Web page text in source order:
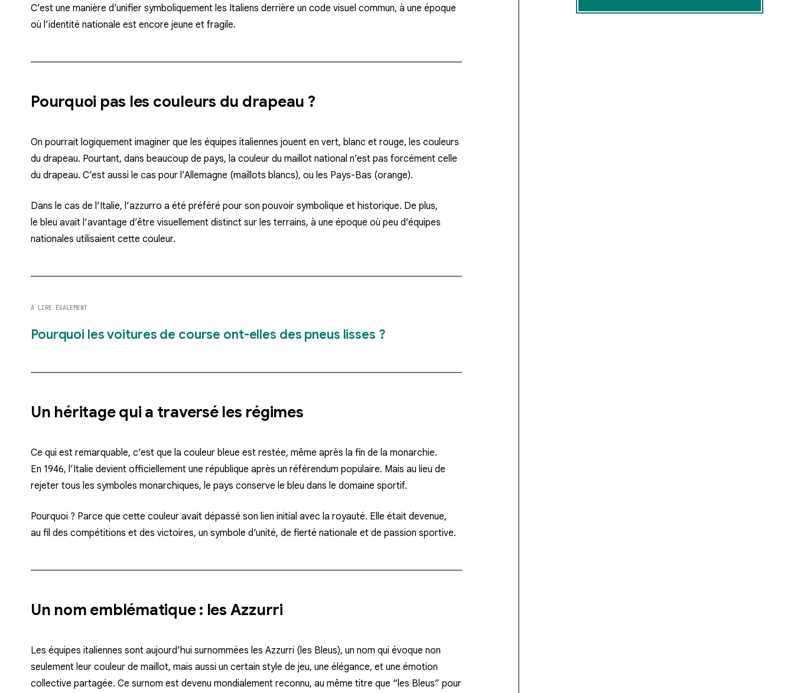
C’est une manière d’unifier symboliquement les Italiens derrière un code visuel commun, à une époque
où l’identité nationale est encore jeune et fragile.
Pourquoi pas les couleurs du drapeau ?
On pourrait logiquement imaginer que les équipes italiennes jouent en vert, blanc et rouge, les couleurs
du drapeau. Pourtant, dans beaucoup de pays, la couleur du maillot national n’est pas forcément celle
du drapeau. C’est aussi le cas pour l’Allemagne (maillots blancs), ou les Pays-Bas (orange).
Dans le cas de l’Italie, l’azzurro a été préféré pour son pouvoir symbolique et historique. De plus,
le bleu avait l’avantage d’être visuellement distinct sur les terrains, à une époque où peu d’équipes
nationales utilisaient cette couleur.
A LIRE ÉGALEMENT
Pourquoi les voitures de course ont-elles des pneus lisses ?
Un héritage qui a traversé les régimes
Ce qui est remarquable, c’est que la couleur bleue est restée, même après la fin de la monarchie.
En 1946, l’Italie devient officiellement une république après un référendum populaire. Mais au lieu de
rejeter tous les symboles monarchiques, le pays conserve le bleu dans le domaine sportif.
Pourquoi ? Parce que cette couleur avait dépassé son lien initial avec la royauté. Elle était devenue,
au fil des compétitions et des victoires, un symbole d’unité, de fierté nationale et de passion sportive.
Un nom emblématique : les Azzurri
Les équipes italiennes sont aujourd’hui surnommées les Azzurri (les Bleus), un nom qui évoque non
seulement leur couleur de maillot, mais aussi un certain style de jeu, une élégance, et une émotion
collective partagée. Ce surnom est devenu mondialement reconnu, au même titre que “les Bleus” pour